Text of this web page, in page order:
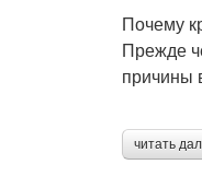
Почему
Прежде
причины
читать